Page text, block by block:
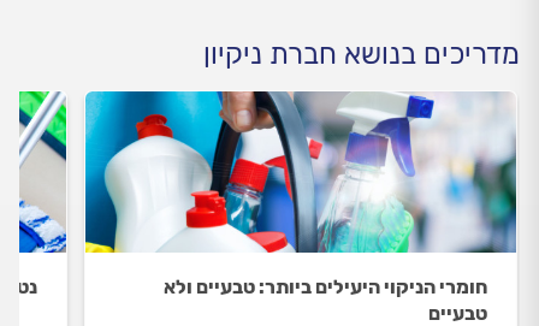
מדריכים בנושא חברת ניקיון
חומרי הניקוי היעילים ביותר: טבעיים ולא
טבעיים